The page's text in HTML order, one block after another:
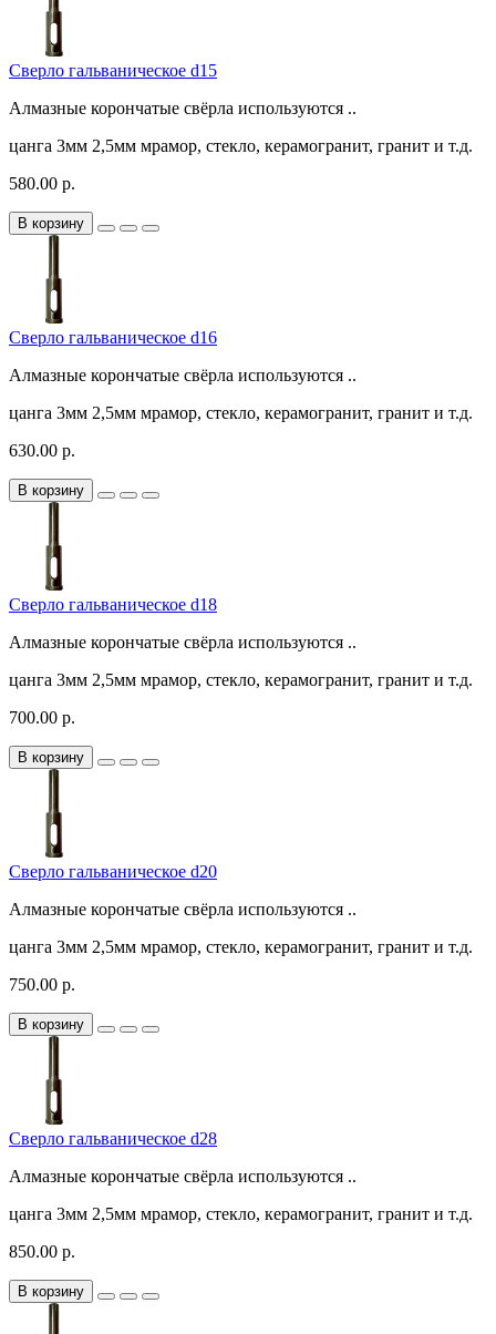
Сверло гальваническое d15
Алмазные корончатые свёрла используются ..
цанга 3мм 2,5мм мрамор, стекло, керамогранит, гранит и т.д.
580.00 р.
В корзину
Сверло гальваническое d16
Алмазные корончатые свёрла используются ..
цанга 3мм 2,5мм мрамор, стекло, керамогранит, гранит и т.д.
630.00 р.
В корзину
Сверло гальваническое d18
Алмазные корончатые свёрла используются ..
цанга 3мм 2,5мм мрамор, стекло, керамогранит, гранит и т.д.
700.00 р.
В корзину
Сверло гальваническое d20
Алмазные корончатые свёрла используются ..
цанга 3мм 2,5мм мрамор, стекло, керамогранит, гранит и т.д.
750.00 р.
В корзину
Сверло гальваническое d28
Алмазные корончатые свёрла используются ..
цанга 3мм 2,5мм мрамор, стекло, керамогранит, гранит и т.д.
850.00 р.
В корзину